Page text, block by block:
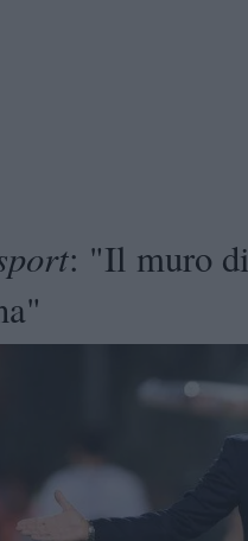
: "Il muro